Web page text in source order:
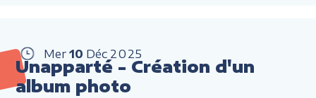
Mer 10 Déc 2025
Unapparté - Création d'un
album photo